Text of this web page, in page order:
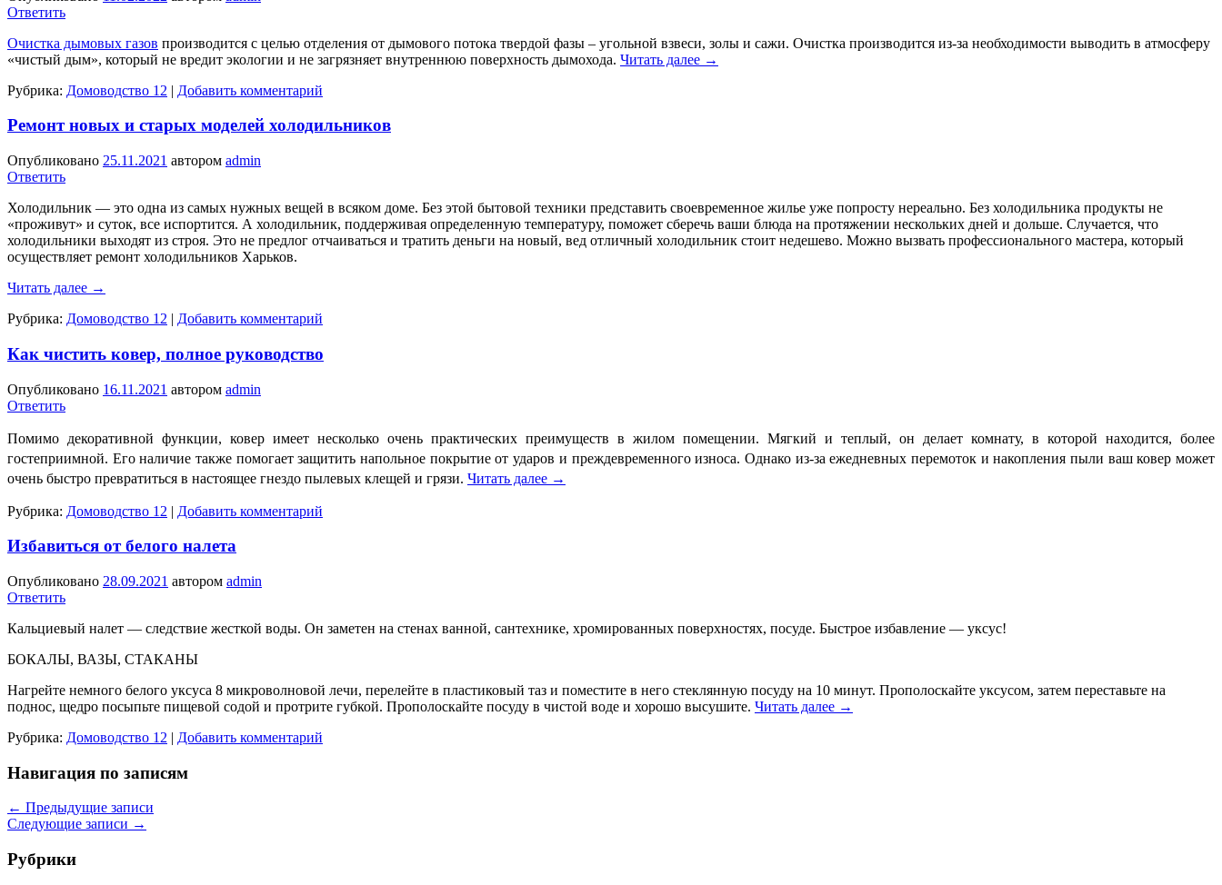
Ответить
Очистка дымовых газов производится с целью отделения от дымового потока твердой фазы – угольной взвеси, золы и сажи. Очистка производится из-за необходимости выводить в атмосферу
«чистый дым», который не вредит экологии и не загрязняет внутреннюю поверхность дымохода. Читать далее →
Рубрика: Домоводство 12 | Добавить комментарий
Ремонт новых и старых моделей холодильников
Опубликовано 25.11.2021 автором admin
Ответить
Холодильник — это одна из самых нужных вещей в всяком доме. Без этой бытовой техники представить своевременное жилье уже попросту нереально. Без холодильника продукты не
«проживут» и суток, все испортится. А холодильник, поддерживая определенную температуру, поможет сберечь ваши блюда на протяжении нескольких дней и дольше. Случается, что
холодильники выходят из строя. Это не предлог отчаиваться и тратить деньги на новый, вед отличный холодильник стоит недешево. Можно вызвать профессионального мастера, который
осуществляет ремонт холодильников Харьков.
Читать далее →
Рубрика: Домоводство 12 | Добавить комментарий
Как чистить ковер, полное руководство
Опубликовано 16.11.2021 автором admin
Ответить
Помимо декоративной функции, ковер имеет несколько очень практических преимуществ в жилом помещении. Мягкий и теплый, он делает комнату, в которой находится, более
гостеприимной. Его наличие также помогает защитить напольное покрытие от ударов и преждевременного износа. Однако из-за ежедневных перемоток и накопления пыли ваш ковер может
очень быстро превратиться в настоящее гнездо пылевых клещей и грязи. Читать далее →
Рубрика: Домоводство 12 | Добавить комментарий
Избавиться от белого налета
Опубликовано 28.09.2021 автором admin
Ответить
Кальциевый налет — следствие жесткой воды. Он заметен на стенах ванной, сантехнике, хромированных поверхностях, посуде. Быстрое избавление — уксус!
БОКАЛЫ, ВАЗЫ, СТАКАНЫ
Нагрейте немного белого уксуса 8 микроволновой лечи, перелейте в пла­стиковый таз и поместите в него стеклянную посуду на 10 минут. Прополоскай­те уксусом, затем пере­ставьте на
поднос, щедро посыпьте пищевой содой и протрите губкой. Прополоскайте посуду в чистой воде и хорошо высушите. Читать далее →
Рубрика: Домоводство 12 | Добавить комментарий
Навигация по записям
← Предыдущие записи
Следующие записи →
Рубрики